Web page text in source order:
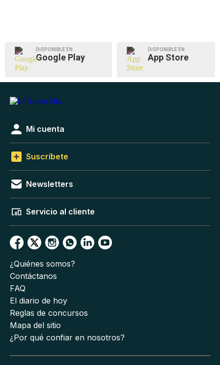
DISPONIBLE EN
Google Play
DISPONIBLE EN
App Store
Mi cuenta
Suscríbete
Newsletters
Servicio al cliente
¿Quiénes somos?
Contáctanos
FAQ
El diario de hoy
Reglas de concursos
Mapa del sitio
¿Por qué confiar en nosotros?